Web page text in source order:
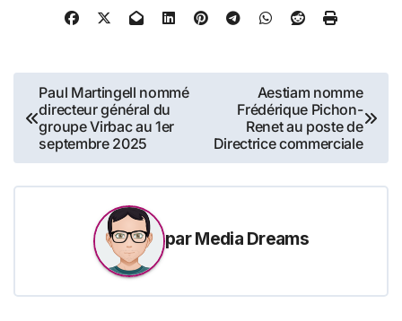
de l’entreprise dans la
conquête de nouveaux
Navigation
de
l’article
Paul Martingell nommé
directeur général du
groupe Virbac au 1er
septembre 2025
Aestiam nomme
Frédérique Pichon-
Renet au poste de
Directrice commerciale
parMedia Dreams